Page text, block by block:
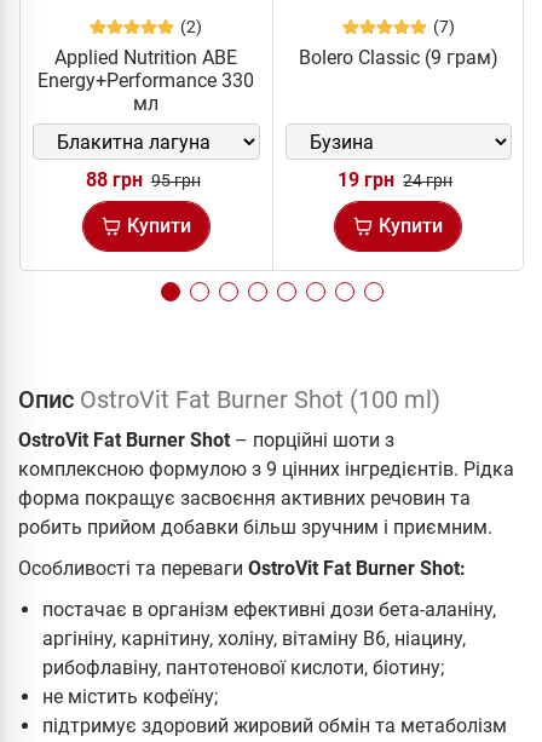
(2)
Applied Nutrition ABE
Energy+Performance 330
мл
88 грн 95 грн
Купити
(7)
Bolero Classic (9 грам)
19 грн 24 грн
Купити
Опис OstroVit Fat Burner Shot (100 ml)
OstroVit Fat Burner Shot – порційні шоти з
комплексною формулою з 9 цінних інгредієнтів. Рідка
форма покращує засвоєння активних речовин та
робить прийом добавки більш зручним і приємним.
Особливості та переваги OstroVit Fat Burner Shot:
постачає в організм ефективні дози бета-аланіну,
аргініну, карнітину, холіну, вітаміну B6, ніацину,
рибофлавіну, пантотенової кислоти, біотину;
не містить кофеїну;
підтримує здоровий жировий обмін та метаболізм